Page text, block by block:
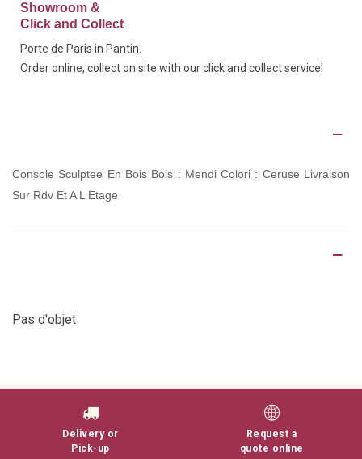
Showroom &
Click and Collect
Porte de Paris in Pantin.
Order online, collect on site with our click and collect service!
Console Sculptee En Bois Bois : Mendi Colori : Ceruse Livraison
Sur Rdv Et A L Etage
Pas d'objet
Delivery or
Pick-up
Request a
quote online